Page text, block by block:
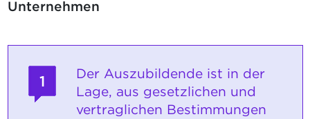
Unternehmen
1
Der Auszubildende ist in der
Lage, aus gesetzlichen und
vertraglichen Bestimmungen